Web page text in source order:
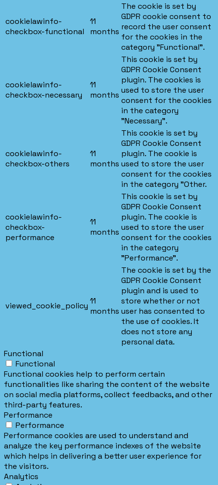
cookielawinfo-
checkbox-functional
11
months
The cookie is set by
GDPR cookie consent to
record the user consent
for the cookies in the
category "Functional".
cookielawinfo-
checkbox-necessary
11
months
This cookie is set by
GDPR Cookie Consent
plugin. The cookies is
used to store the user
consent for the cookies
in the category
"Necessary".
cookielawinfo-
checkbox-others
11
months
This cookie is set by
GDPR Cookie Consent
plugin. The cookie is
used to store the user
consent for the cookies
in the category "Other.
cookielawinfo-
checkbox-
performance
11
months
This cookie is set by
GDPR Cookie Consent
plugin. The cookie is
used to store the user
consent for the cookies
in the category
"Performance".
viewed_cookie_policy 11
months
The cookie is set by the
GDPR Cookie Consent
plugin and is used to
store whether or not
user has consented to
the use of cookies. It
does not store any
personal data.
Functional
Functional
Functional cookies help to perform certain
functionalities like sharing the content of the website
on social media platforms, collect feedbacks, and other
third-party features.
Performance
Performance
Performance cookies are used to understand and
analyze the key performance indexes of the website
which helps in delivering a better user experience for
the visitors.
Analytics